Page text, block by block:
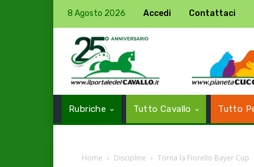
8 Agosto 2026 Accedi Contattaci
Rubriche Tutto Cavallo Tutto
Home Discipline Torna la Fiorello Bayer Cup